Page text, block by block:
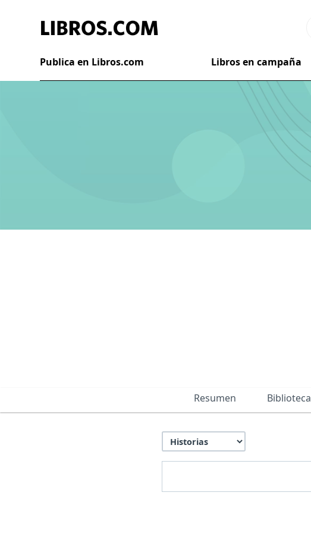
Publica en Libros.com Libros en campaña
Resumen Biblioteca